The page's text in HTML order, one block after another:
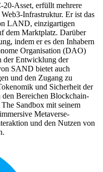
Asset, erfüllt mehrere
Infrastruktur. Er ist das
LAND, einzigartigen
dem Marktplatz. Darüber
indem er es den Inhabern
Organisation (DAO)
der Entwicklung der
SAND bietet auch
und den Zugang zu
und Sicherheit der
Bereichen Blockchain-
Sandbox mit seinem
Metaverse-
und den Nutzen von